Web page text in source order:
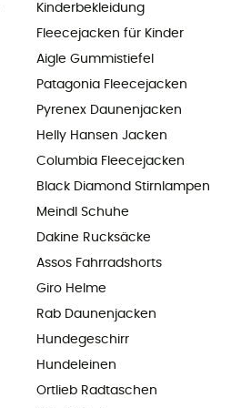
Kinderbekleidung
Fleecejacken für Kinder
Aigle Gummistiefel
Patagonia Fleecejacken
Pyrenex Daunenjacken
Helly Hansen Jacken
Columbia Fleecejacken
Black Diamond Stirnlampen
Meindl Schuhe
Dakine Rucksäcke
Assos Fahrradshorts
Giro Helme
Rab Daunenjacken
Hundegeschirr
Hundeleinen
Ortlieb Radtaschen